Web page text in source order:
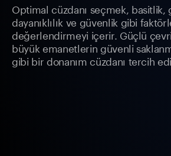
Optimal cüzdanı seçmek, basitlik,
dayanıklılık ve güvenlik gibi
değerlendirmeyi içerir. Güçlü
büyük emanetlerin güvenli
gibi bir donanım cüzdanı tercih